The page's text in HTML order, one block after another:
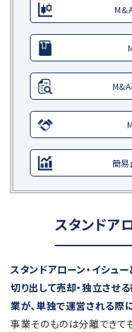
簡易
スタンドア
スタンドアローン・イシュ
切り出して売却・独立させ
業が、単独で運営される際
事業そのものは分離できて